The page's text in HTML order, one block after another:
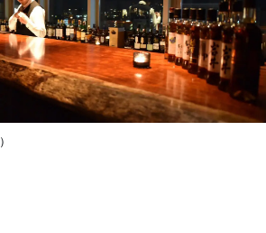
MOKUBA HOME
ついて